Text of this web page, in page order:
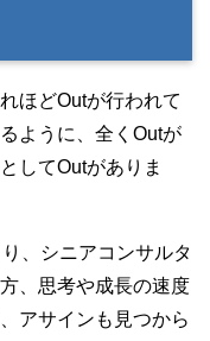
ほどOutが行われて
ように、全くOutが
してOutがありま
、シニアコンサルタ
、思考や成長の速度
アサインも見つから